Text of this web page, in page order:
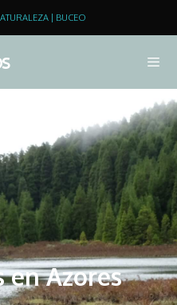
| BUCEO
en Azores